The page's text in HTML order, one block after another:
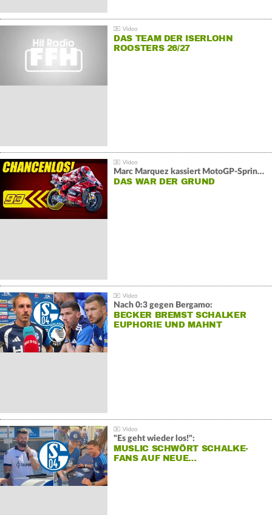
DAS TEAM DER ISERLOHN
ROOSTERS 26/27
Marc Marquez kassiert MotoGP-Sprint-Schlappe:
DAS WAR DER GRUND
Nach 0:3 gegen Bergamo:
BECKER BREMST SCHALKER
EUPHORIE UND MAHNT
"Es geht wieder los!":
MUSLIC SCHWÖRT SCHALKE-
FANS AUF NEUE…